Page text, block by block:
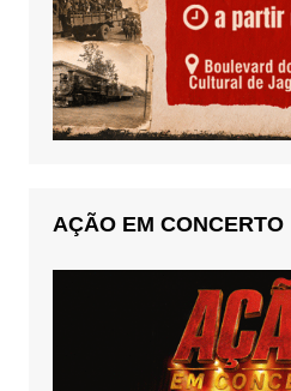
AÇÃO EM CONCERTO